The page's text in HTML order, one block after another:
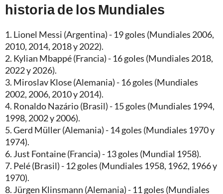
historia de los Mundiales
1. Lionel Messi (Argentina) - 19 goles (Mundiales 2006,
2010, 2014, 2018 y 2022).
2. Kylian Mbappé (Francia) - 16 goles (Mundiales 2018,
2022 y 2026).
3. Miroslav Klose (Alemania) - 16 goles (Mundiales
2002, 2006, 2010 y 2014).
4. Ronaldo Nazário (Brasil) - 15 goles (Mundiales 1994,
1998, 2002 y 2006).
5. Gerd Müller (Alemania) - 14 goles (Mundiales 1970 y
1974).
6. Just Fontaine (Francia) - 13 goles (Mundial 1958).
7. Pelé (Brasil) - 12 goles (Mundiales 1958, 1962, 1966 y
1970).
8. Jürgen Klinsmann (Alemania) - 11 goles (Mundiales